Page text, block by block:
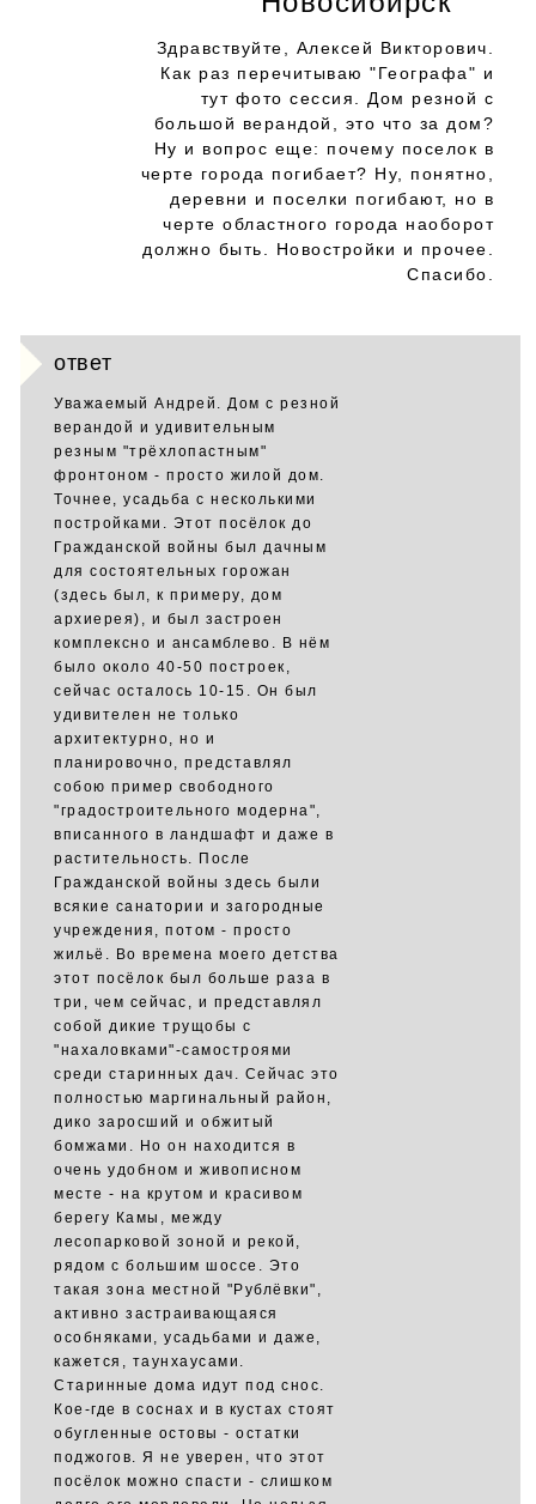
Здравствуйте, Алексей Викторович.
Как раз перечитываю "Географа" и
тут фото сессия. Дом резной с
большой верандой, это что за дом?
Ну и вопрос еще: почему поселок в
черте города погибает? Ну, понятно,
деревни и поселки погибают, но в
черте областного города наоборот
должно быть. Новостройки и прочее.
Спасибо.
ответ
Уважаемый Андрей. Дом с резной
верандой и удивительным
резным "трёхлопастным"
фронтоном - просто жилой дом.
Точнее, усадьба с несколькими
постройками. Этот посёлок до
Гражданской войны был дачным
для состоятельных горожан
(здесь был, к примеру, дом
архиерея), и был застроен
комплексно и ансамблево. В нём
было около 40-50 построек,
сейчас осталось 10-15. Он был
удивителен не только
архитектурно, но и
планировочно, представлял
собою пример свободного
"градостроительного модерна",
вписанного в ландшафт и даже в
растительность. После
Гражданской войны здесь были
всякие санатории и загородные
учреждения, потом - просто
жильё. Во времена моего детства
этот посёлок был больше раза в
три, чем сейчас, и представлял
собой дикие трущобы с
"нахаловками"-самостроями
среди старинных дач. Сейчас это
полностью маргинальный район,
дико заросший и обжитый
бомжами. Но он находится в
очень удобном и живописном
месте - на крутом и красивом
берегу Камы, между
лесопарковой зоной и рекой,
рядом с большим шоссе. Это
такая зона местной "Рублёвки",
активно застраивающаяся
особняками, усадьбами и даже,
кажется, таунхаусами.
Старинные дома идут под снос.
Кое-где в соснах и в кустах стоят
обугленные остовы - остатки
поджогов. Я не уверен, что этот
посёлок можно спасти - слишком